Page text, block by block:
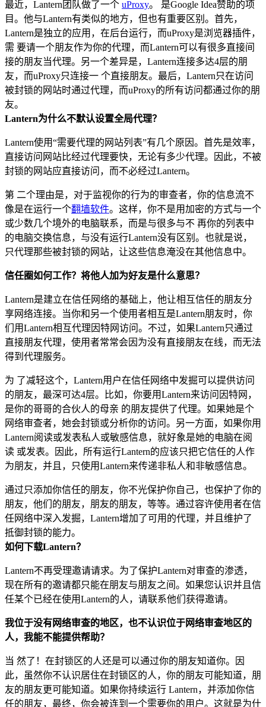
最近，Lantern团队做了一个 uProxy。 是Google Idea赞助的项
目。他与Lantern有类似的地方，但也有重要区别。首先，
Lantern是独立的应用，在后台运行，而uProxy是浏览器插件，
需 要请一个朋友作为你的代理，而Lantern可以有很多直接间
接的朋友当代理。另一个差异是，Lantern连接多达4层的朋
友，而uProxy只连接一 个直接朋友。最后，Lantern只在访问
被封锁的网站时通过代理，而uProxy的所有访问都通过你的朋
友。
Lantern为什么不默认设置全局代理？
Lantern使用“需要代理的网站列表”有几个原因。首先是效率，
直接访问网站比经过代理要快，无论有多少代理。因此，不被
封锁的网站应直接访问，而不必经过Lantern。
第 二个理由是，对于监视你的行为的审查者，你的信息流不
像是在运行一个翻墙软件。这样，你不是用加密的方式与一个
或少数几个境外的电脑联系，而是与很多与不 再你的列表中
的电脑交换信息，与没有运行Lantern没有区别。也就是说，
只代理那些被封锁的网站，让这些信息淹没在其他信息中。
信任圈如何工作？将他人加为好友是什么意思？
Lantern是建立在信任网络的基础上，他让相互信任的朋友分
享网络连接。当你和另一个使用者相互是Lantern朋友时，你
们用Lantern相互代理因特网访问。不过，如果Lantern只通过
直接朋友代理，使用者常常会因为没有直接朋友在线，而无法
得到代理服务。
为 了减轻这个，Lantern用户在信任网络中发掘可以提供访问
的朋友，最深可达4层。比如，你要用Lantern来访问因特网，
是你的哥哥的合伙人的母亲 的朋友提供了代理。如果她是个
网络审查者，她会封锁或分析你的访问。另一方面，如果你用
Lantern阅读或发表私人或敏感信息，就好象是她的电脑在阅
读 或发表。因此，所有运行Lantern的应该只把它信任的人作
为朋友，并且，只使用Lantern来传递非私人和非敏感信息。
通过只添加你信任的朋友，你不光保护你自己，也保护了你的
朋友，他们的朋友，朋友的朋友，等等。通过容许使用者在信
任网络中深入发掘，Lantern增加了可用的代理，并且维护了
抵御封锁的能力。
如何下载Lantern？
Lantern不再受理邀请请求。为了保护Lantern对审查的渗透，
现在所有的邀请都只能在朋友与朋友之间。如果您认识并且信
任某个已经在使用Lantern的人，请联系他们获得邀请。
我位于没有网络审查的地区，也不认识位于网络审查地区的
人，我能不能提供帮助？
当 然了！在封锁区的人还是可以通过你的朋友知道你。因
此，虽然你不认识居住在封锁区的人，你的朋友可能知道，朋
友的朋友更可能知道。如果你持续运行 Lantern，并添加你信
任的朋友，最终，你会被连到一个需要你的用户。这就是为什